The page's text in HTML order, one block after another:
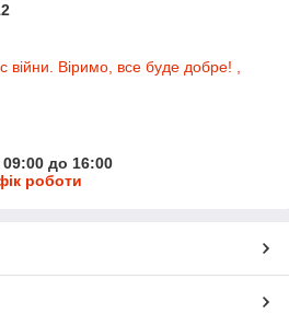
війни. Віримо, все буде добре! ,
до 16:00
роботи